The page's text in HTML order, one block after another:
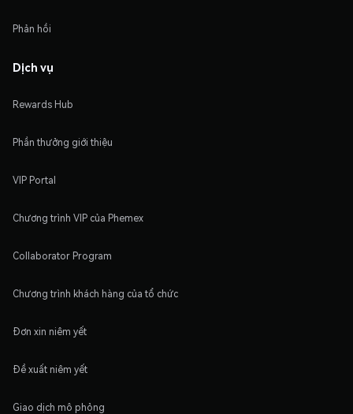
Phản hồi
Dịch vụ
Rewards Hub
Phần thưởng giới thiệu
VIP Portal
Chương trình VIP của Phemex
Collaborator Program
Chương trình khách hàng của tổ chức
Đơn xin niêm yết
Đề xuất niêm yết
Giao dịch mô phỏng